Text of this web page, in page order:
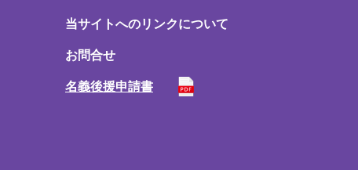
当サイトへのリンクについて
お問合せ
名義後援申請書